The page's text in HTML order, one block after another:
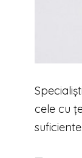
cele cu
suficiente.